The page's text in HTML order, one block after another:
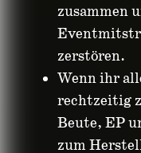
zusammen
zerstören.
Wenn ihr
rechtzeitig
Beute, EP
zum